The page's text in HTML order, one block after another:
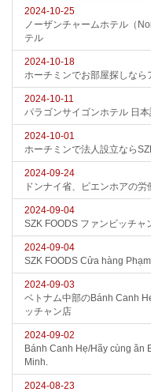
2024-10-25
ノーザンチャームホテル（
テル
2024-10-18
ホーチミンでお部屋探しなら
2024-10-11
パラゴンサイゴンホテル 日
2024-10-01
ホーチミンで法人設立なら
2024-09-24
ドンナイ省、ビエンホアの
2024-09-04
SZK FOODS ファンビッチャ
2024-09-04
SZK FOODS Cửa hàng
2024-09-03
ベトナム中部のBánh Canh
ッチャン店
2024-09-02
Bánh Canh Hẹ/Hãy cùng ăn
Minh.
2024-08-23